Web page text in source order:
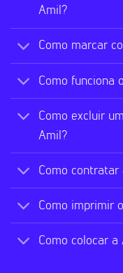
Amil?
Como marcar
Como funciona
Como excluir
Amil?
Como contratar
Como imprimir
Como colocar